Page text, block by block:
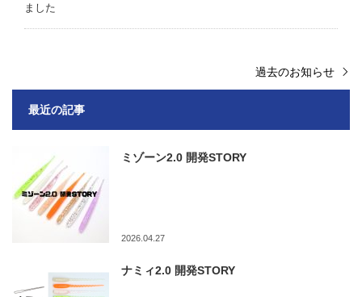
ました
過去のお知らせ
最近の記事
ミゾーン2.0 開発STORY
2026.04.27
ナミィ2.0 開発STORY